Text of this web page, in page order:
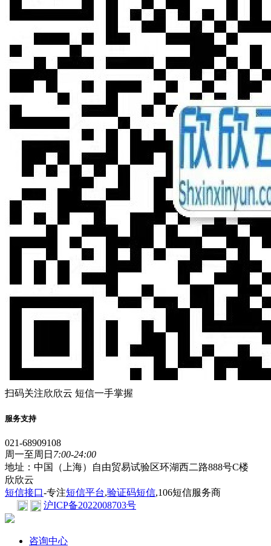
扫码关注欣欣云 短信一手掌握
服务支持
021-68909108
周一至周日 7:00-24:00
地址：中国（上海）自由贸易试验区环湖西二路888号C楼
欣欣云
短信接口-专注短信平台,验证码短信,106短信服务商
沪ICP备2022008703号
咨询中心